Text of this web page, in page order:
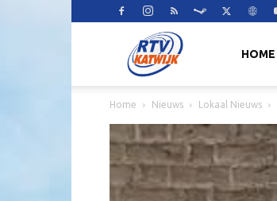
HOME
Home Nieuws Lokaal Nieuws